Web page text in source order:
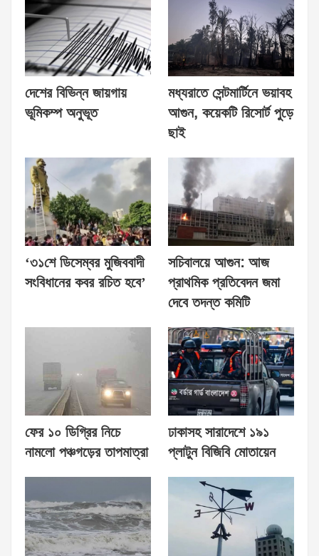
দেশের বিভিন্ন জায়গায়
ভূমিকম্প অনুভূত
মধ্যরাতে সেন্টমার্টিনে ভয়াবহ
আগুন, কয়েকটি রিসোর্ট পুড়ে
ছাই
‘৩১শে ডিসেম্বর মুজিববাদী
সংবিধানের কবর রচিত হবে’
সচিবালয়ে আগুন: আজ
প্রাথমিক প্রতিবেদন জমা
দেবে তদন্ত কমিটি
ফের ১০ ডিগ্রির নিচে
নামলো পঞ্চগড়ের তাপমাত্রা
ঢাকাসহ সারাদেশে ১৯১
প্লাটুন বিজিবি মোতায়েন